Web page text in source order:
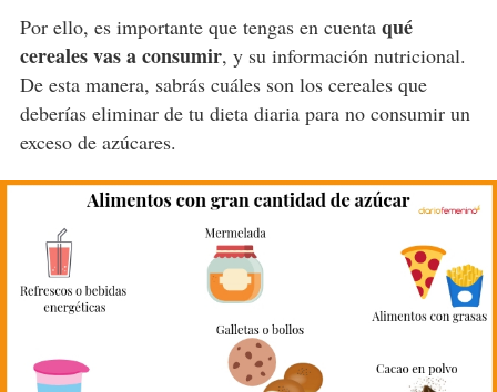
Por ello, es importante que tengas en cuenta qué
cereales vas a consumir, y su información nutricional.
De esta manera, sabrás cuáles son los cereales que
deberías eliminar de tu dieta diaria para no consumir un
exceso de azúcares.